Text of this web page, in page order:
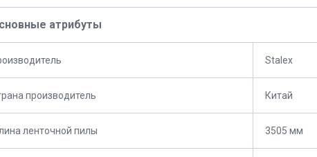
атрибуты
Stalex
производитель Китай
ленточной пилы 3505 мм